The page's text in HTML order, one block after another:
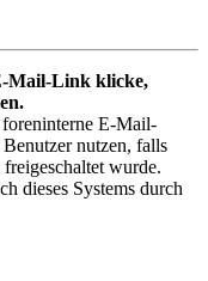
Mail-Link klicke,
E-Mail-
nutzen, falls
wurde.
dieses Systems durch